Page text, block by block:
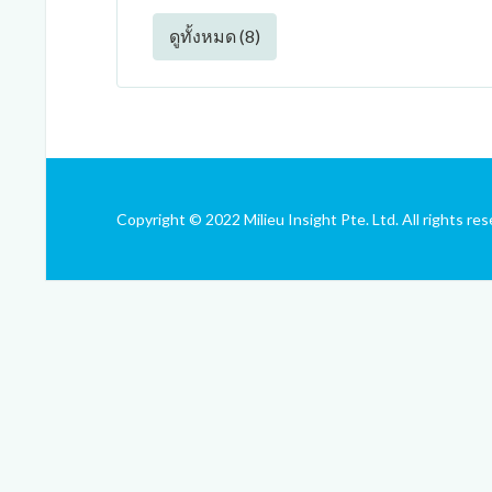
ดูทั้งหมด (8)
Copyright © 2022 Milieu Insight Pte. Ltd. All rights